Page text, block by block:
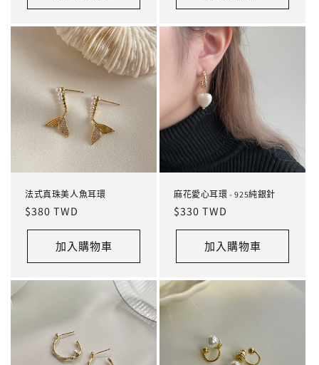
法式真珠美人魚耳環
定
價
$380 TWD
加入購物車
麻花愛心耳環 - 925純銀針
定
價
$330 TWD
加入購物車